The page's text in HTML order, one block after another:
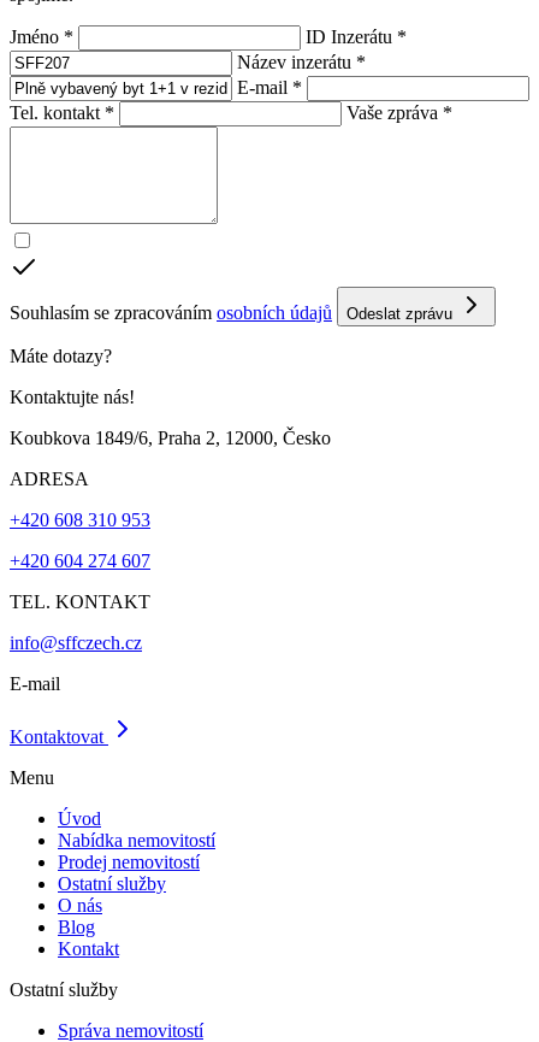
Jméno *
ID Inzerátu *
Název inzerátu *
E-mail *
Tel. kontakt *
Vaše zpráva *
Souhlasím se zpracováním osobních údajů Odeslat zprávu
Máte dotazy?
Kontaktujte nás!
Koubkova 1849/6, Praha 2, 12000, Česko
ADRESA
+420 608 310 953
+420 604 274 607
TEL. KONTAKT
info@sffczech.cz
E-mail
Kontaktovat
Menu
Úvod
Nabídka nemovitostí
Prodej nemovitostí
Ostatní služby
O nás
Blog
Kontakt
Ostatní služby
Správa nemovitostí